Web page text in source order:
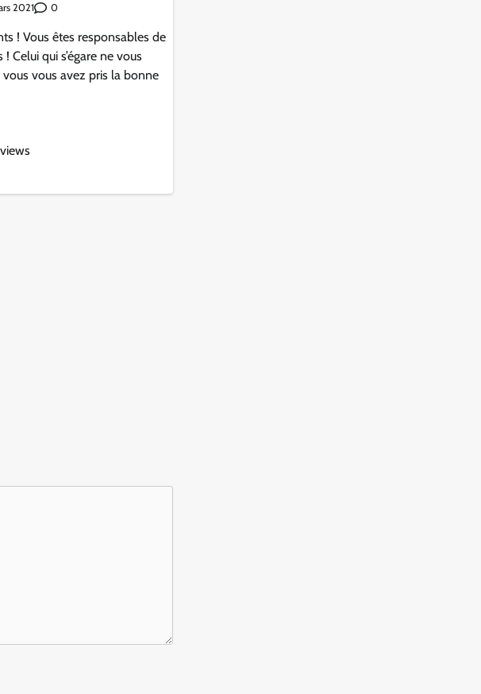
2021 0
! Vous êtes responsables de
Celui qui s’égare ne vous
vous avez pris la bonne